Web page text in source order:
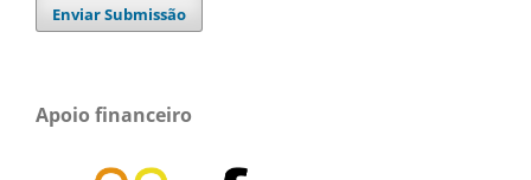
Enviar Submissão
Apoio financeiro